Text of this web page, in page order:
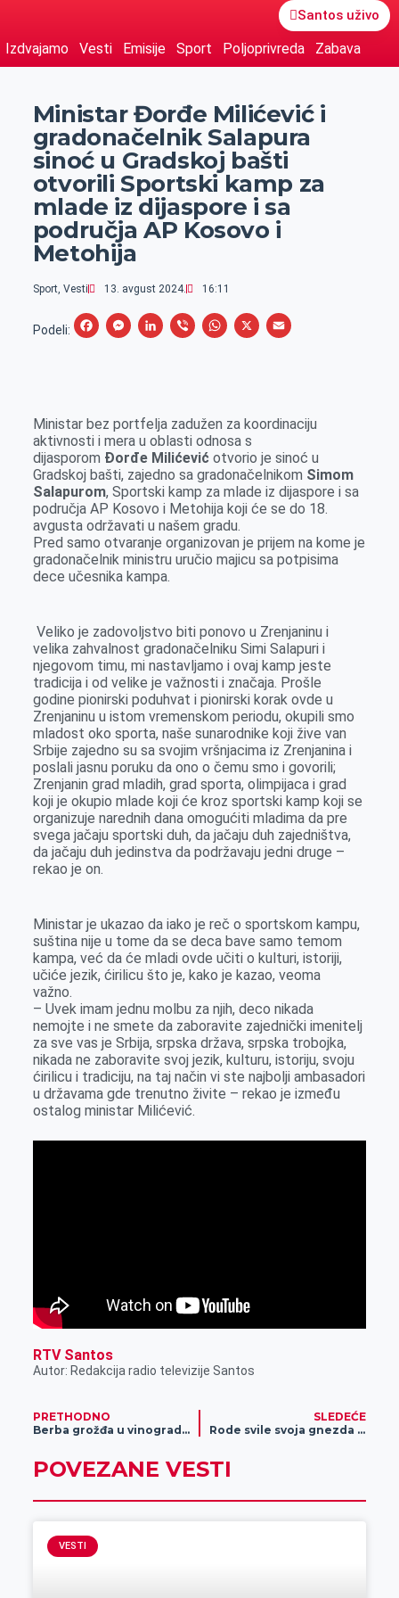
Santos uživo
Izdvajamo Vesti Emisije Sport Poljoprivreda Zabava
Ministar Đorđe Milićević i
gradonačelnik Salapura
sinoć u Gradskoj bašti
otvorili Sportski kamp za
mlade iz dijaspore i sa
područja AP Kosovo i
Metohija
Sport, Vesti 13. avgust 2024. 16:11
Podeli:
F
b
o
o
k
M
e
n
g
e
r
L
e
d
I
n
V
r
W
s
A
p
p
X
E
l
Ministar bez portfelja zadužen za koordinaciju
aktivnosti i mera u oblasti odnosa s
dijasporom Đorđe Milićević otvorio je sinoć u
Gradskoj bašti, zajedno sa gradonačelnikom Simom
Salapurom, Sportski kamp za mlade iz dijaspore i sa
područja AP Kosovo i Metohija koji će se do 18.
avgusta održavati u našem gradu.
Pred samo otvaranje organizovan je prijem na kome je
gradonačelnik ministru uručio majicu sa potpisima
dece učesnika kampa.
Veliko je zadovoljstvo biti ponovo u Zrenjaninu i
velika zahvalnost gradonačelniku Simi Salapuri i
njegovom timu, mi nastavljamo i ovaj kamp jeste
tradicija i od velike je važnosti i značaja. Prošle
godine pionirski poduhvat i pionirski korak ovde u
Zrenjaninu u istom vremenskom periodu, okupili smo
mladost oko sporta, naše sunarodnike koji žive van
Srbije zajedno su sa svojim vršnjacima iz Zrenjanina i
poslali jasnu poruku da ono o čemu smo i govorili;
Zrenjanin grad mladih, grad sporta, olimpijaca i grad
koji je okupio mlade koji će kroz sportski kamp koji se
organizuje narednih dana omogućiti mladima da pre
svega jačaju sportski duh, da jačaju duh zajedništva,
da jačaju duh jedinstva da podržavaju jedni druge –
rekao je on.
Ministar je ukazao da iako je reč o sportskom kampu,
suština nije u tome da se deca bave samo temom
kampa, već da će mladi ovde učiti o kulturi, istoriji,
učiće jezik, ćirilicu što je, kako je kazao, veoma
važno.
– Uvek imam jednu molbu za njih, deco nikada
nemojte i ne smete da zaboravite zajednički imenitelj
za sve vas je Srbija, srpska država, srpska trobojka,
nikada ne zaboravite svoj jezik, kulturu, istoriju, svoju
ćirilicu i tradiciju, na taj način vi ste najbolji ambasadori
u državama gde trenutno živite – rekao je između
ostalog ministar Milićević.
RTV Santos
Autor: Redakcija radio televizije Santos
PRETHODNO
Berba grožđa u vinogradu Janka Janošika
SLEDEĆE
Rode svile svoja gnezda u Banatskom Dvoru
POVEZANE VESTI
VESTI